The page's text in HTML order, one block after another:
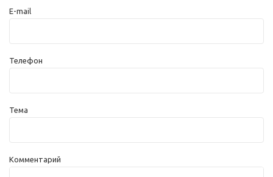
E-mail
Телефон
Тема
Комментарий